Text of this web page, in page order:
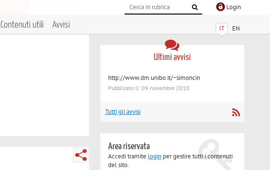
Login
IT EN
Contenuti utili Avvisi
Ultimi avvisi
http://www.dm.unibo.it/~simoncin
Pubblicato il: 09 novembre 2010
Tutti gli avvisi
Area riservata
Accedi tramite login per gestire tutti i contenuti
del sito.